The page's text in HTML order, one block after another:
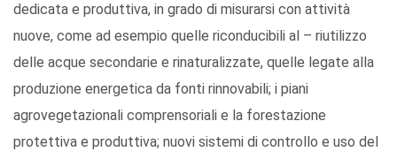
dedicata e produttiva, in grado di misurarsi con attività
nuove, come ad esempio quelle riconducibili al – riutilizzo
delle acque secondarie e rinaturalizzate, quelle legate alla
produzione energetica da fonti rinnovabili; i piani
agrovegetazionali comprensoriali e la forestazione
protettiva e produttiva; nuovi sistemi di controllo e uso del